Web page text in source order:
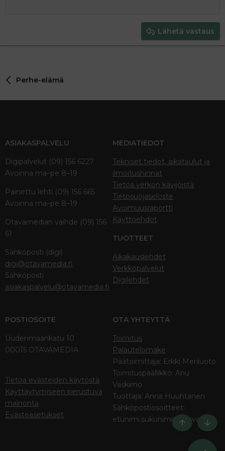
Lähetä vastaus
Perhe-elämä
ASIAKASPALVELU
Digipalvelut (09) 156 6227
Avoinna ma–pe 8–19
Painettu lehti (09) 156 665
Avoinna ma–pe 8–19
Otavamedian vaihde (09) 156
61
Sähköposti (digi)
digi@otavamedia.fi
Sähköposti
asiakaspalvelu@otavamedia.fi
MEDIATIEDOT
Tekniset tiedot, aikataulut ja
ilmoitushinnat
Tietoa verkon kävijöistä
Tietosuojaseloste
Avoimuusraportti
Käyttöehdot
TUOTTEET
Aikakauslehdet
Verkkopalvelut
Digilehdet
POSTIOSOITE
Uudenmaankatu 10
00015 OTAVAMEDIA
Tietoa evästeiden käytöstä
Käyttäytymiseen perustuva
mainonta
Evästeasetukset
OTA YHTEYTTÄ
Toimitus
Palautelomake
Päätoimittaja: Erkki Meriluoto
Toimituspäällikkö: Anu
Vaskimo
Tuottaja: Anna Huuhtanen
Sähköpostiosoitteet:
etunimi.sukunimi@otava.fi
Ylös